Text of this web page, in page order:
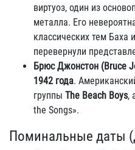
виртуоз, один из
металла. Его
классических тем
перевернули
Брюс Джонстон (Bruce
1942 года.
группы The Beach Boys,
the Songs».
Поминальные даты